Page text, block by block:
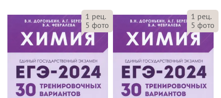
1 рец.
5 фото
1 рец.
5 фото